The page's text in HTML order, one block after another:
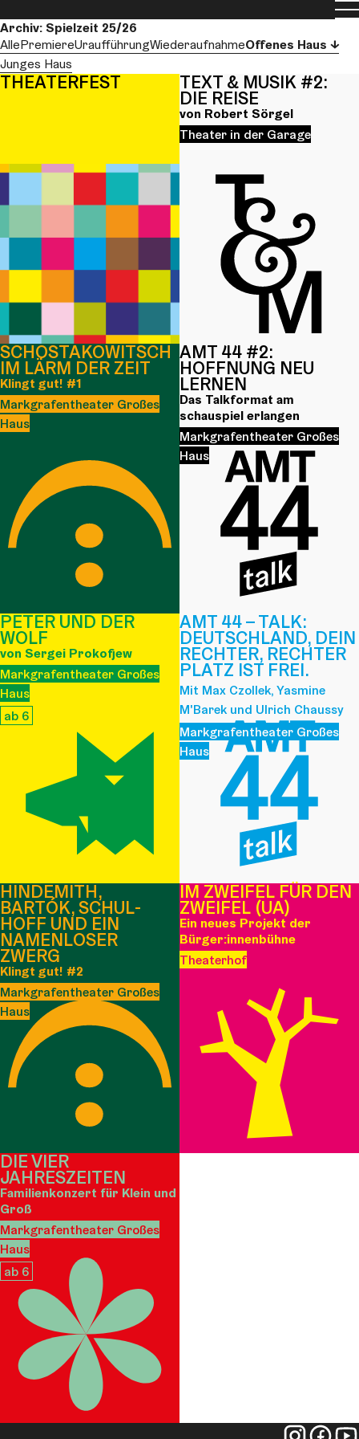
Archiv: Spielzeit 25/26
AllePremiereUraufführungWiederaufnahmeOffenes Haus
Junges Haus
THEATERFEST TEXT & MUSIK #2:
DIE REISE
von Robert Sörgel
Theater in der Garage
SCHOSTAKO­­WITSCH
IM LÄRM DER ZEIT
Klingt gut! #1
Markgrafentheater Großes
Haus
AMT 44 #2:
HOFFNUNG NEU
LERNEN
Das Talkformat am
schauspiel erlangen
Markgrafentheater Großes
Haus
PETER UND DER
WOLF
von Sergei Prokofjew
Markgrafentheater Großes
Haus
ab 6
AMT 44 – TALK:
DEUTSCHLAND, DEIN
RECHTER, RECHTER
PLATZ IST FREI.
Mit Max Czollek, Yasmine
M'Barek und Ulrich Chaussy
Markgrafentheater Großes
Haus
HINDEMITH,
BARTÓK, SCHUL­
HOFF UND EIN
NAMENLOSER
ZWERG
Klingt gut! #2
Markgrafentheater Großes
Haus
IM ZWEIFEL FÜR DEN
ZWEIFEL (UA)
Ein neues Projekt der
Bürger:innenbühne
Theaterhof
DIE VIER
JAHRESZEITEN
Familienkonzert für Klein und
Groß
Markgrafentheater Großes
Haus
ab 6